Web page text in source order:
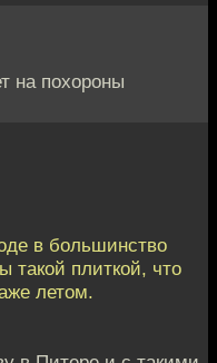
на похороны
в большинство
такой плиткой, что
летом.